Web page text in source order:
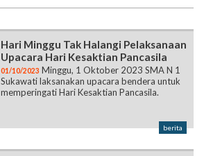
Hari Minggu Tak Halangi Pelaksanaan
Upacara Hari Kesaktian Pancasila
01/10/2023 Minggu, 1 Oktober 2023 SMA N 1
Sukawati laksanakan upacara bendera untuk
memperingati Hari Kesaktian Pancasila.
berita